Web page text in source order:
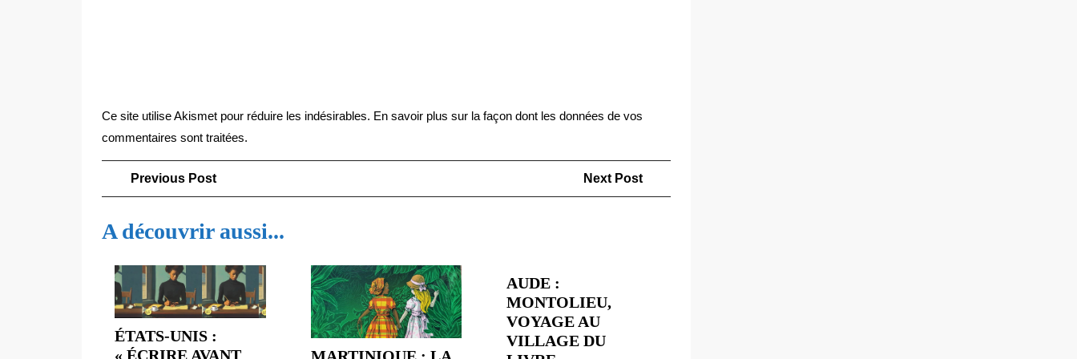
Ce site utilise Akismet pour réduire les indésirables. En savoir plus sur la façon dont les données de vos
commentaires sont traitées.
Navigation
de
l’article
Previous PostPrevious
Next Post
A découvrir aussi...
ÉTATS-UNIS :
« ÉCRIRE AVANT
AUDE :
MONTOLIEU,
VOYAGE AU
VILLAGE DU